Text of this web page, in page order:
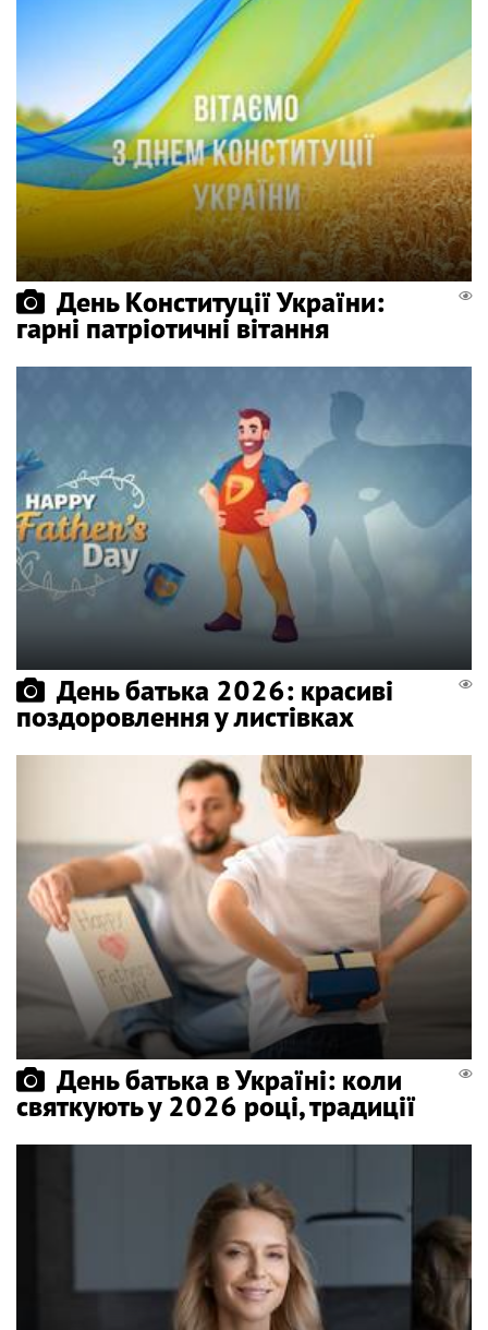
День Конституції України:
гарні патріотичні вітання
День батька 2026: красиві
поздоровлення у листівках
День батька в Україні: коли
святкують у 2026 році, традиції